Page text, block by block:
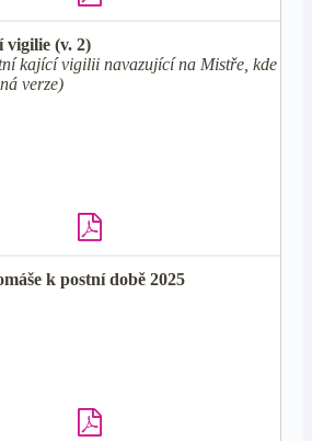
(v. 2)
kající vigilii navazující na Mistře, kde
verze)
k postní době 2025